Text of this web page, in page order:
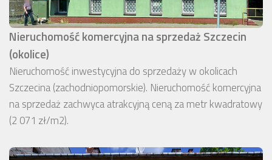
Nieruchomość komercyjna na sprzedaż Szczecin
(okolice)
Nieruchomość inwestycyjna do sprzedaży w okolicach
Szczecina (zachodniopomorskie). Nieruchomość komercyjna
na sprzedaż zachwyca atrakcyjną ceną za metr kwadratowy
(2 071 zł/m2).